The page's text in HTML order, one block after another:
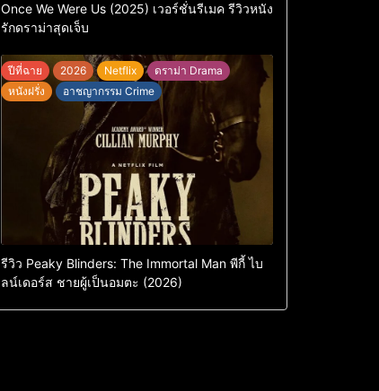
Once We Were Us (2025) เวอร์ชั่นรีเมค รีวิวหนัง
รักดราม่าสุดเจ็บ
ปีที่ฉาย 2026 Netflix
ดราม่า Drama
หนังฝรั่ง
อาชญากรรม Crime
รีวิว Peaky Blinders: The Immortal Man พีกี้ ไบ
ลน์เดอร์ส ชายผู้เป็นอมตะ (2026)